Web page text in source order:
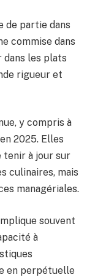
de partie dans
commise dans
dans les plats
rigueur et
y compris à
2025. Elles
tenir à jour sur
culinaires, mais
managériales.
souvent
à
en perpétuelle